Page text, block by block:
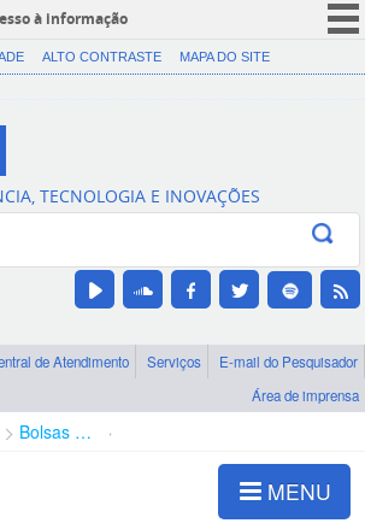
à informação
CORONAVÍRUS (COVID-19)
Canais
ALTO CONTRASTE MAPA DO SITE
TECNOLOGIA E INOVAÇÕES
de Atendimento Serviços
E-mail do Pesquisador
Área de imprensa
Bolsas e Auxílios Vigentes
MENU